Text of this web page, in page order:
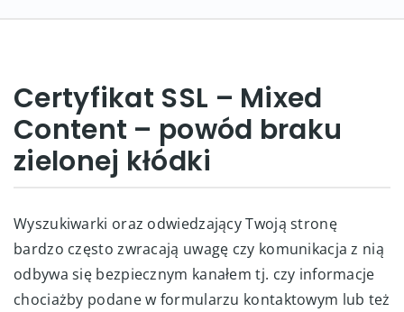
Certyfikat SSL – Mixed
Content – powód braku
zielonej kłódki
Wyszukiwarki oraz odwiedzający Twoją stronę
bardzo często zwracają uwagę czy komunikacja z nią
odbywa się bezpiecznym kanałem tj. czy informacje
chociażby podane w formularzu kontaktowym lub też